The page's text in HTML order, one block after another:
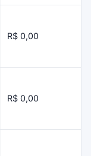
R$ 0,00
R$ 0,00